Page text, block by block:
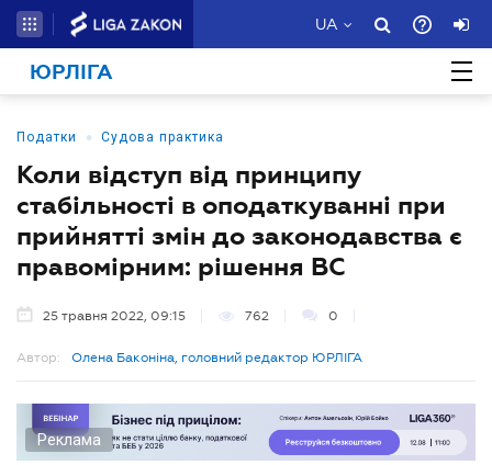
UA
ЮРЛІГА
Податки • Судова практика
Коли відступ від принципу
стабільності в оподаткуванні при
прийнятті змін до законодавства є
правомірним: рішення ВС
25 травня 2022, 09:15 762 0
Автор: Олена Баконіна, головний редактор ЮРЛІГА
Реклама